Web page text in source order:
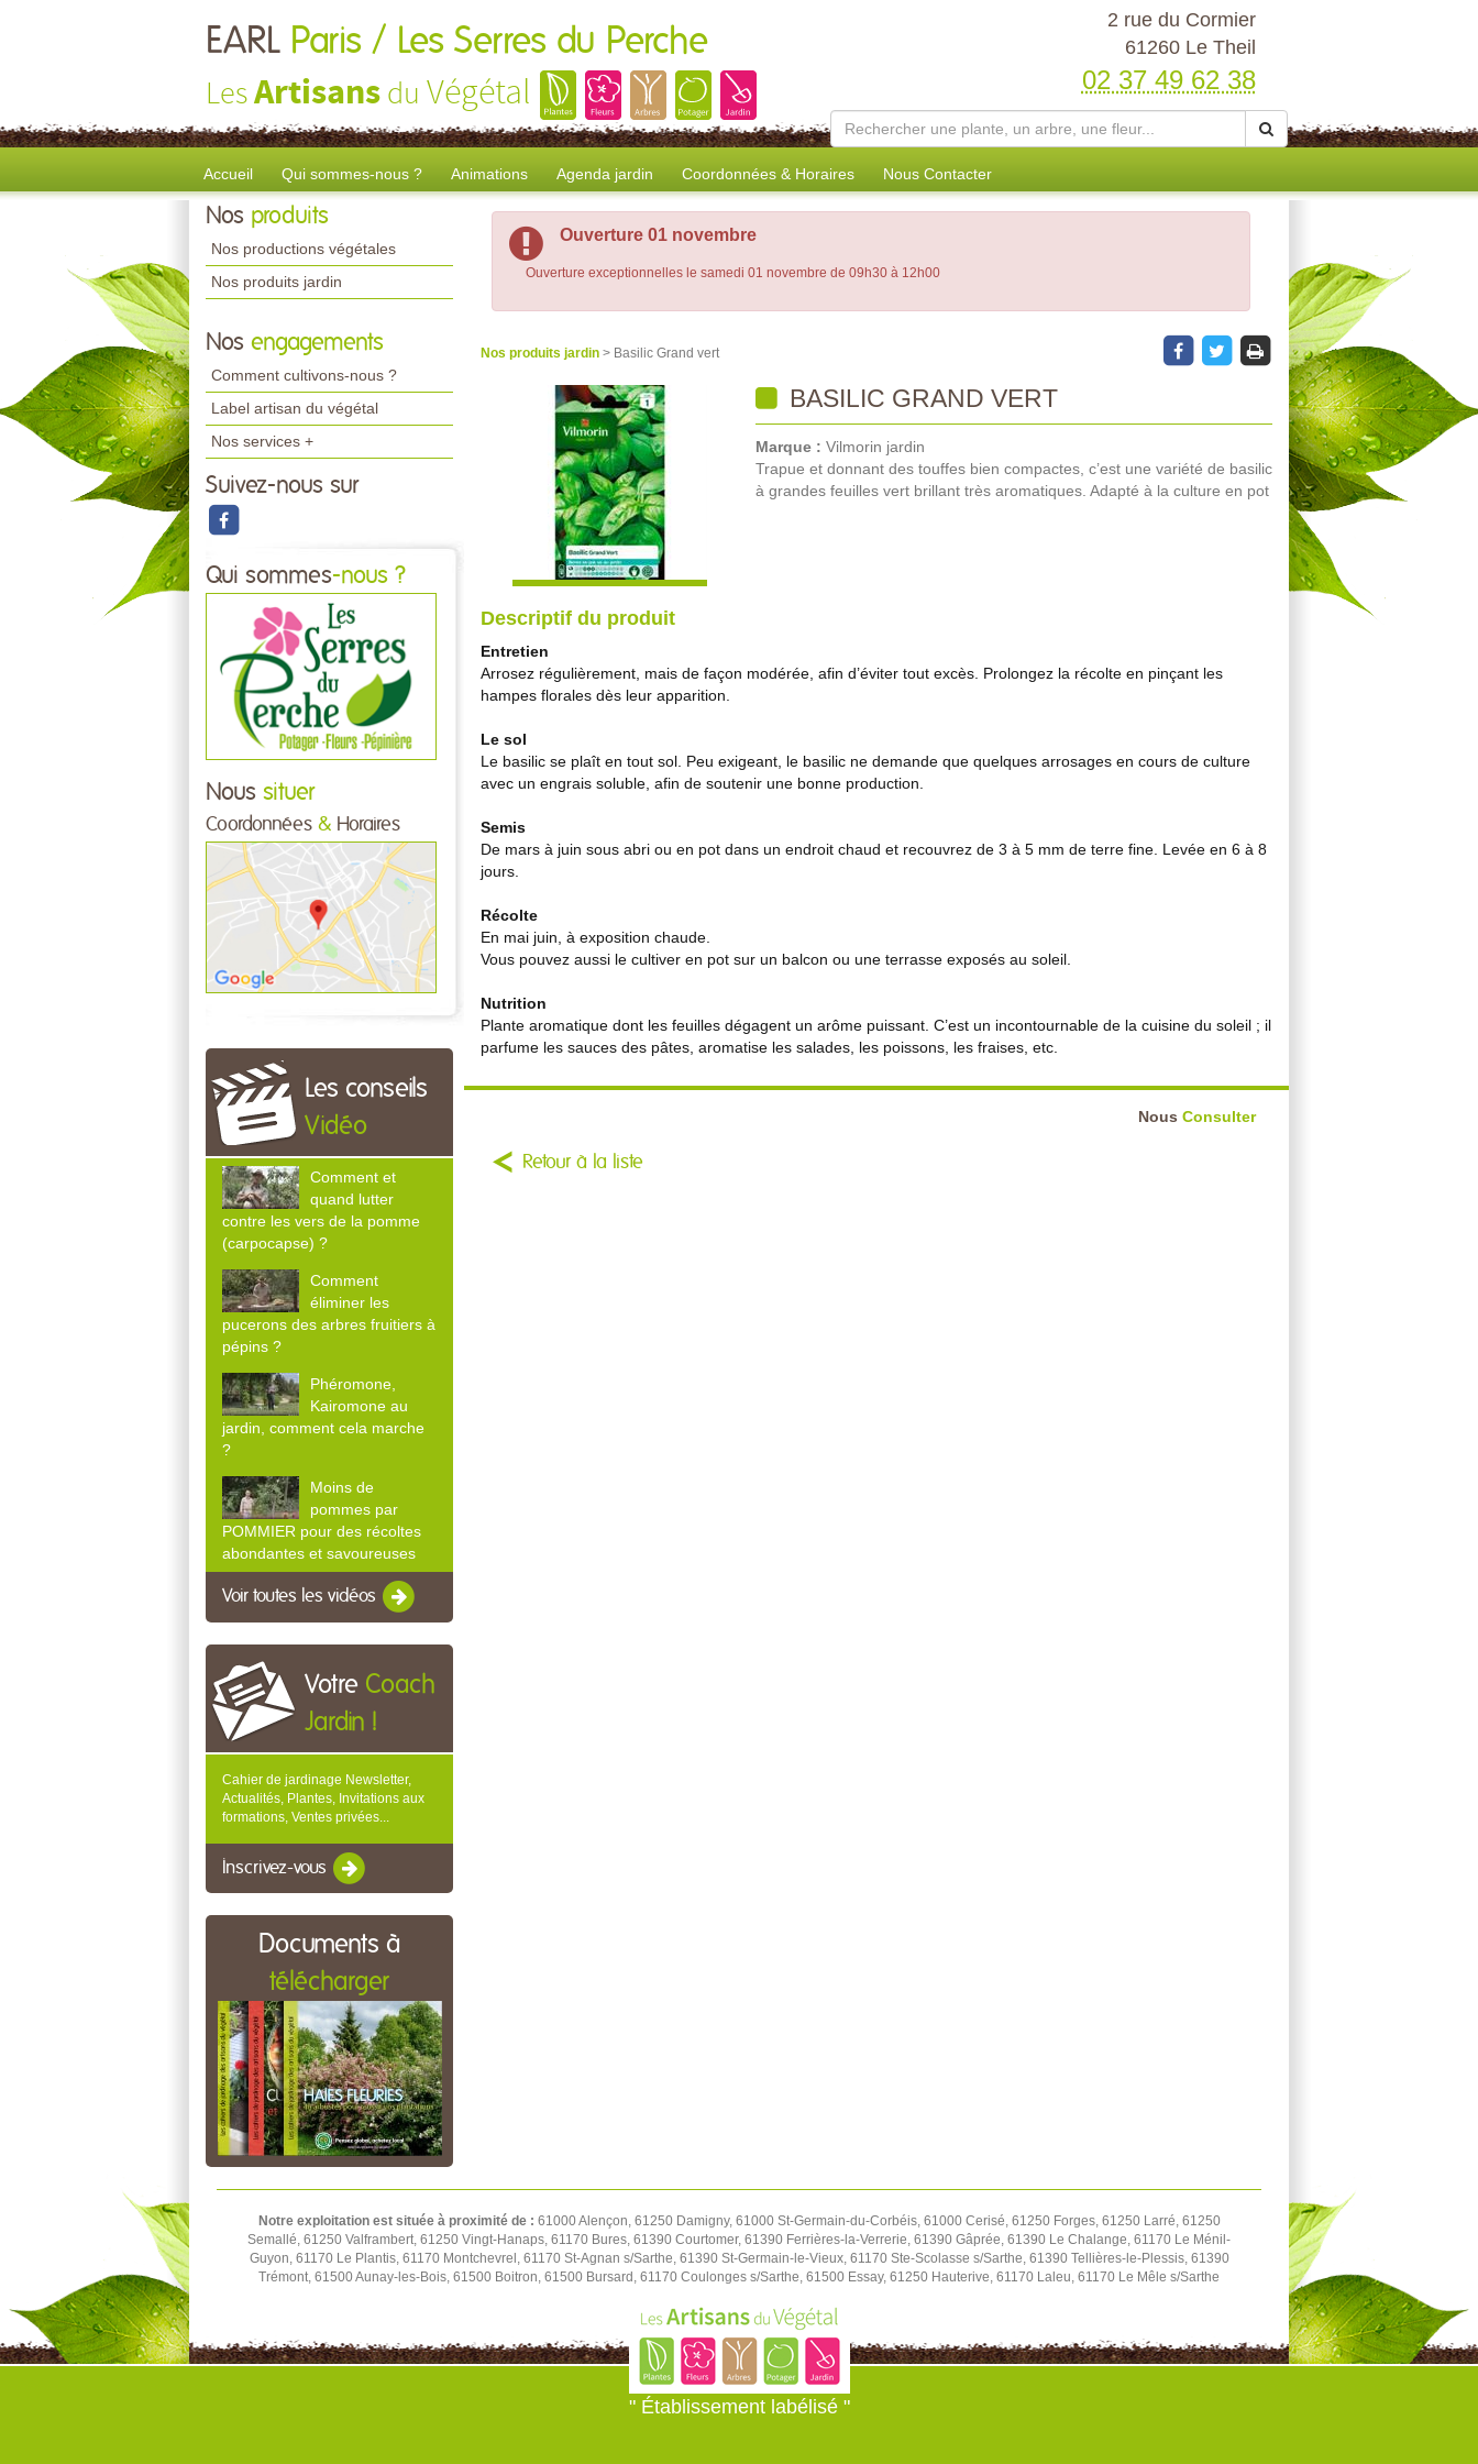
EARL Paris / Les Serres du Perche
LesArtisans du Végétal
2 rue du Cormier
61260 Le Theil
02 37 49 62 38
Accueil Qui sommes-nous ? Animations Agenda jardin Coordonnées & Horaires Nous Contacter
Nos produits
Nos productions végétales
Nos produits jardin
Nos engagements
Comment cultivons-nous ?
Label artisan du végétal
Nos services +
Suivez-nous sur
Qui sommes-nous ?
Nous situer
Coordonnées & Horaires
Les conseils
Vidéo
Comment et
quand lutter
contre les vers de la pomme
(carpocapse) ?
Comment
éliminer les
pucerons des arbres fruitiers à
pépins ?
Phéromone,
Kairomone au
jardin, comment cela marche
?
Moins de
pommes par
POMMIER pour des récoltes
abondantes et savoureuses
Voir toutes les vidéos
Votre Coach
Jardin !
Cahier de jardinage Newsletter,
Actualités, Plantes, Invitations aux
formations, Ventes privées...
Inscrivez-vous
Documents à
télécharger
Ouverture 01 novembre
Ouverture exceptionnelles le samedi 01 novembre de 09h30 à 12h00
Nos produits jardin > Basilic Grand vert
BASILIC GRAND VERT
Marque : Vilmorin jardin
Trapue et donnant des touffes bien compactes, c’est une variété de basilic
à grandes feuilles vert brillant très aromatiques. Adapté à la culture en pot
Descriptif du produit
Entretien
Arrosez régulièrement, mais de façon modérée, afin d’éviter tout excès. Prolongez la récolte en pinçant les
hampes florales dès leur apparition.
Le sol
Le basilic se plaît en tout sol. Peu exigeant, le basilic ne demande que quelques arrosages en cours de culture
avec un engrais soluble, afin de soutenir une bonne production.
Semis
De mars à juin sous abri ou en pot dans un endroit chaud et recouvrez de 3 à 5 mm de terre fine. Levée en 6 à 8
jours.
Récolte
En mai juin, à exposition chaude.
Vous pouvez aussi le cultiver en pot sur un balcon ou une terrasse exposés au soleil.
Nutrition
Plante aromatique dont les feuilles dégagent un arôme puissant. C’est un incontournable de la cuisine du soleil ; il
parfume les sauces des pâtes, aromatise les salades, les poissons, les fraises, etc.
Nous Consulter
Retour à la liste
Notre exploitation est située à proximité de : 61000 Alençon, 61250 Damigny, 61000 St-Germain-du-Corbéis, 61000 Cerisé, 61250 Forges, 61250 Larré, 61250
Semallé, 61250 Valframbert, 61250 Vingt-Hanaps, 61170 Bures, 61390 Courtomer, 61390 Ferrières-la-Verrerie, 61390 Gâprée, 61390 Le Chalange, 61170 Le Ménil-
Guyon, 61170 Le Plantis, 61170 Montchevrel, 61170 St-Agnan s/Sarthe, 61390 St-Germain-le-Vieux, 61170 Ste-Scolasse s/Sarthe, 61390 Tellières-le-Plessis, 61390
Trémont, 61500 Aunay-les-Bois, 61500 Boitron, 61500 Bursard, 61170 Coulonges s/Sarthe, 61500 Essay, 61250 Hauterive, 61170 Laleu, 61170 Le Mêle s/Sarthe
" Établissement labélisé "